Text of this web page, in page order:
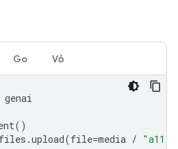
Go Vỏ
genai
()
files .upload(file=media /